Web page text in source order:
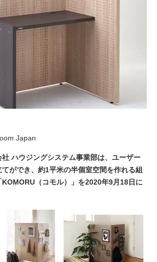
Japan
ハウジングシステム事業部は、ユーザー
ができ、約1平米の半個室空間を作れる組
（コモル）」を2020年9月18日に